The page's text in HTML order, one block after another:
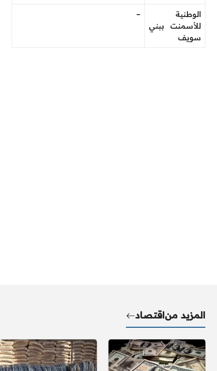
الوطنية
للأسمنت ببني
سويف
–
المزيد مناقتصاد